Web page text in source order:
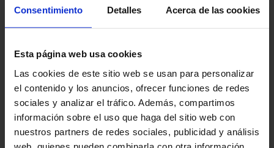
Consentimiento Detalles Acerca de las cookies
Esta página web usa cookies
Las cookies de este sitio web se usan para personalizar
el contenido y los anuncios, ofrecer funciones de redes
sociales y analizar el tráfico. Además, compartimos
información sobre el uso que haga del sitio web con
nuestros partners de redes sociales, publicidad y análisis